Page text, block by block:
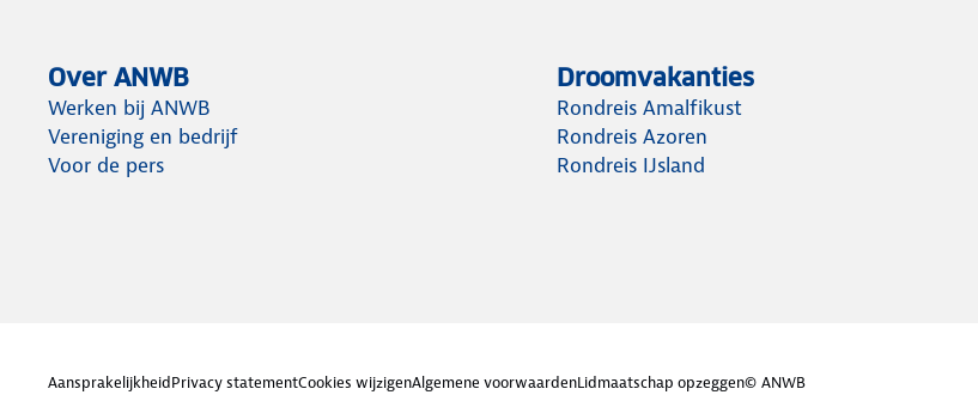
Over ANWB
Werken bij ANWB
Vereniging en bedrijf
Voor de pers
Droomvakanties
Rondreis Amalfikust
Rondreis Azoren
Rondreis IJsland
AansprakelijkheidPrivacy statementCookies wijzigenAlgemene voorwaardenLidmaatschap opzeggen© ANWB